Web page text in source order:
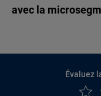
avec la
Évaluez